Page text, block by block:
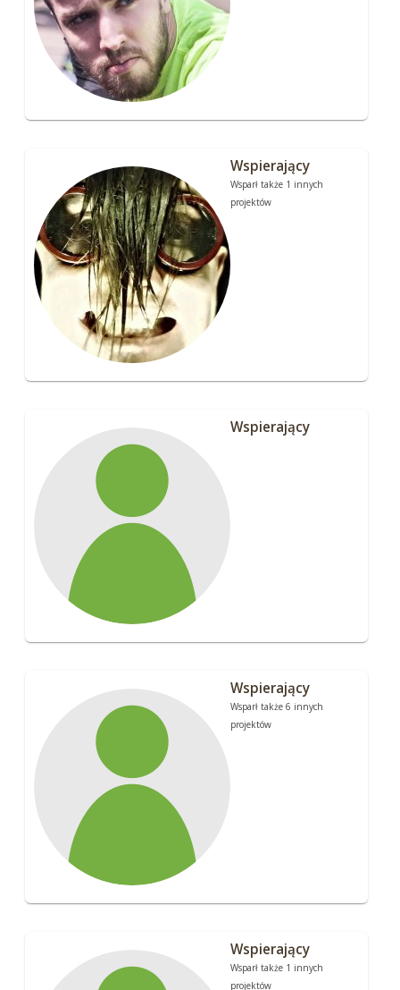
Wspierający
Wsparł także 1 innych
projektów
Wspierający
Wspierający
Wsparł także 6 innych
projektów
Wspierający
Wsparł także 1 innych
projektów